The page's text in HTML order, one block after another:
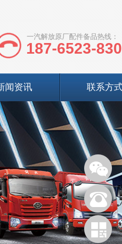
一汽解放原厂配件备品热线：
187-6523-
闻资讯 联系方